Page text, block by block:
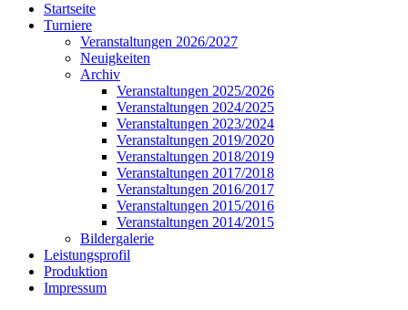
Startseite
Turniere
Veranstaltungen 2026/2027
Neuigkeiten
Archiv
Veranstaltungen 2025/2026
Veranstaltungen 2024/2025
Veranstaltungen 2023/2024
Veranstaltungen 2019/2020
Veranstaltungen 2018/2019
Veranstaltungen 2017/2018
Veranstaltungen 2016/2017
Veranstaltungen 2015/2016
Veranstaltungen 2014/2015
Bildergalerie
Leistungsprofil
Produktion
Impressum